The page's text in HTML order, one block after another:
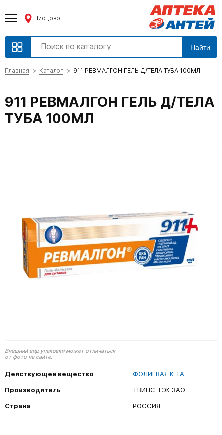
Писцово
Найти
Главная Каталог 911 РЕВМАЛГОН ГЕЛЬ Д/ТЕЛА ТУБА 100МЛ
911 РЕВМАЛГОН ГЕЛЬ Д/ТЕЛА
ТУБА 100МЛ
Внешний вид упаковки может отличаться
от фото на сайте.
Действующее вещество
ФОЛИЕВАЯ К-ТА
Производитель
ТВИНС ТЭК ЗАО
Страна
РОССИЯ